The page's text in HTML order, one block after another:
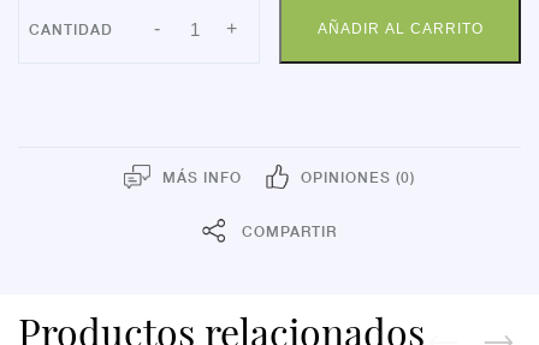
- INDAS
GASA + AÑADIR AL CARRITO
MÁS INFO OPINIONES (0)
COMPARTIR
Productos relacionados